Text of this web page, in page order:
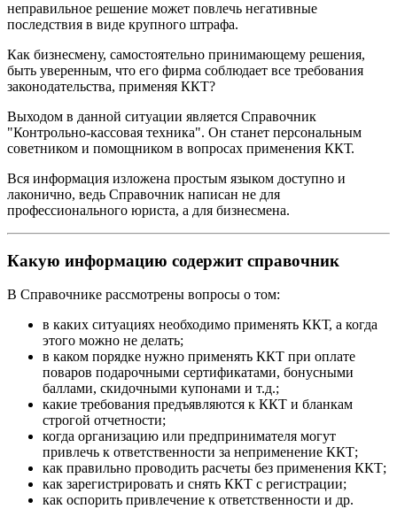
неправильное решение может повлечь негативные
последствия в виде крупного штрафа.
Как бизнесмену, самостоятельно принимающему решения,
быть уверенным, что его фирма соблюдает все требования
законодательства, применяя ККТ?
Выходом в данной ситуации является Справочник
"Контрольно-кассовая техника". Он станет персональным
советником и помощником в вопросах применения ККТ.
Вся информация изложена простым языком доступно и
лаконично, ведь Справочник написан не для
профессионального юриста, а для бизнесмена.
Какую информацию содержит справочник
В Справочнике рассмотрены вопросы о том:
в каких ситуациях необходимо применять ККТ, а когда
этого можно не делать;
в каком порядке нужно применять ККТ при оплате
поваров подарочными сертификатами, бонусными
баллами, скидочными купонами и т.д.;
какие требования предъявляются к ККТ и бланкам
строгой отчетности;
когда организацию или предпринимателя могут
привлечь к ответственности за неприменение ККТ;
как правильно проводить расчеты без применения ККТ;
как зарегистрировать и снять ККТ с регистрации;
как оспорить привлечение к ответственности и др.